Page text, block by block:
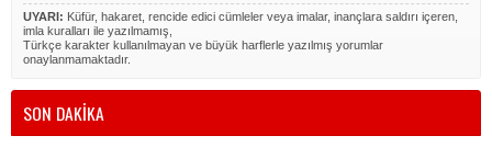
UYARI: Küfür, hakaret, rencide edici cümleler veya imalar, inançlara saldırı içeren,
imla kuralları ile yazılmamış,
Türkçe karakter kullanılmayan ve büyük harflerle yazılmış yorumlar
onaylanmamaktadır.
SON DAKİKA